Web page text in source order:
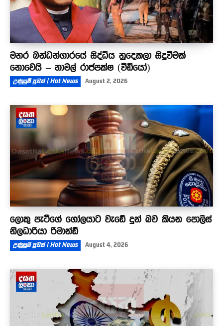
මහර බන්ධන්ගාරයේ සිද්ධිය හුදෙකලා සිදුවීමක්
නොවෙයි – නාමල් රාජපක්ෂ (වීඩියෝ)
උණුසුම් පුවත් | Hot News August 2, 2026
ලොකු පැටීගේ ගෝලයාට වැඩේ දුන් බව කියන පොලිස්
නිලධාරියා රිමාන්ඩ්
උණුසුම් පුවත් | Hot News August 4, 2026